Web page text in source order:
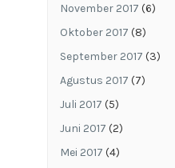
November 2017 (6)
Oktober 2017 (8)
September 2017 (3)
Agustus 2017 (7)
Juli 2017 (5)
Juni 2017 (2)
Mei 2017 (4)